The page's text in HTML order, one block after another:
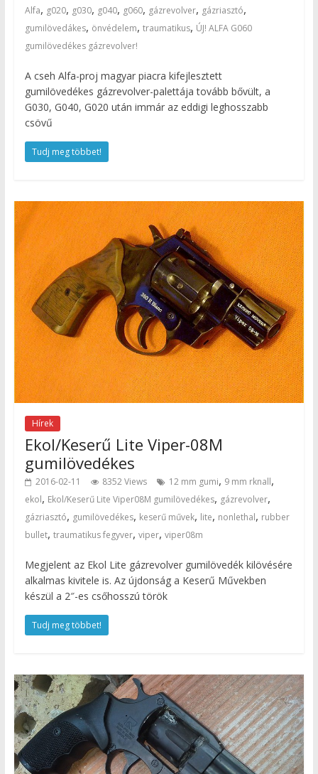
Alfa, g020, g030, g040, g060, gázrevolver, gázriasztó,
gumilövedákes, önvédelem, traumatikus, ÚJ! ALFA G060
gumilövedékes gázrevolver!
A cseh Alfa-proj magyar piacra kifejlesztett
gumilövedékes gázrevolver-palettája tovább bővült, a
G030, G040, G020 után immár az eddigi leghosszabb
csövű
Tudj meg többet!
Hírek
Ekol/Keserű Lite Viper-08M
gumilövedékes
2016-02-11 8352 Views 12 mm gumi, 9 mm rknall,
ekol, Ekol/Keserű Lite Viper08M gumilövedékes, gázrevolver,
gázriasztó, gumilövedékes, keserű művek, lite, nonlethal, rubber
bullet, traumatikus fegyver, viper, viper08m
Megjelent az Ekol Lite gázrevolver gumilövedék kilövésére
alkalmas kivitele is. Az újdonság a Keserű Művekben
készül a 2″-es csőhosszú török
Tudj meg többet!